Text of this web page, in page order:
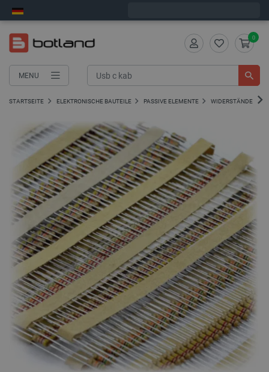
MENU
0
STARTSEITE ELEKTRONISCHE BAUTEILE PASSIVE ELEMENTE WIDERSTÄNDE